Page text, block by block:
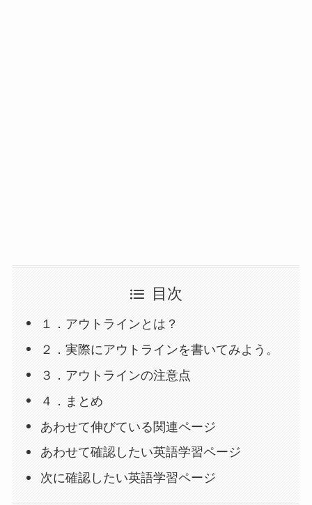
目次
１．アウトラインとは？
２．実際にアウトラインを書いてみよう。
３．アウトラインの注意点
４．まとめ
あわせて伸びている関連ページ
あわせて確認したい英語学習ページ
次に確認したい英語学習ページ